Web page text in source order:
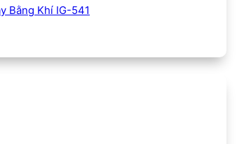
Bằng Khí IG-541